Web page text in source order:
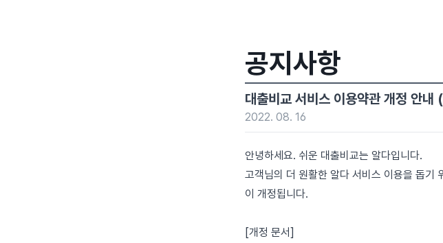
공지사항
대출비교 서비스 이용약관 개정 안
2022. 08. 16
안녕하세요. 쉬운 대출비교는 알다입니다.
고객님의 더 원활한 알다 서비스 이용을 돕
이 개정됩니다.
[개정 문서]